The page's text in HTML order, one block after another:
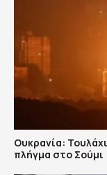
Ουκρανία:
πλήγμα στο Σούμι